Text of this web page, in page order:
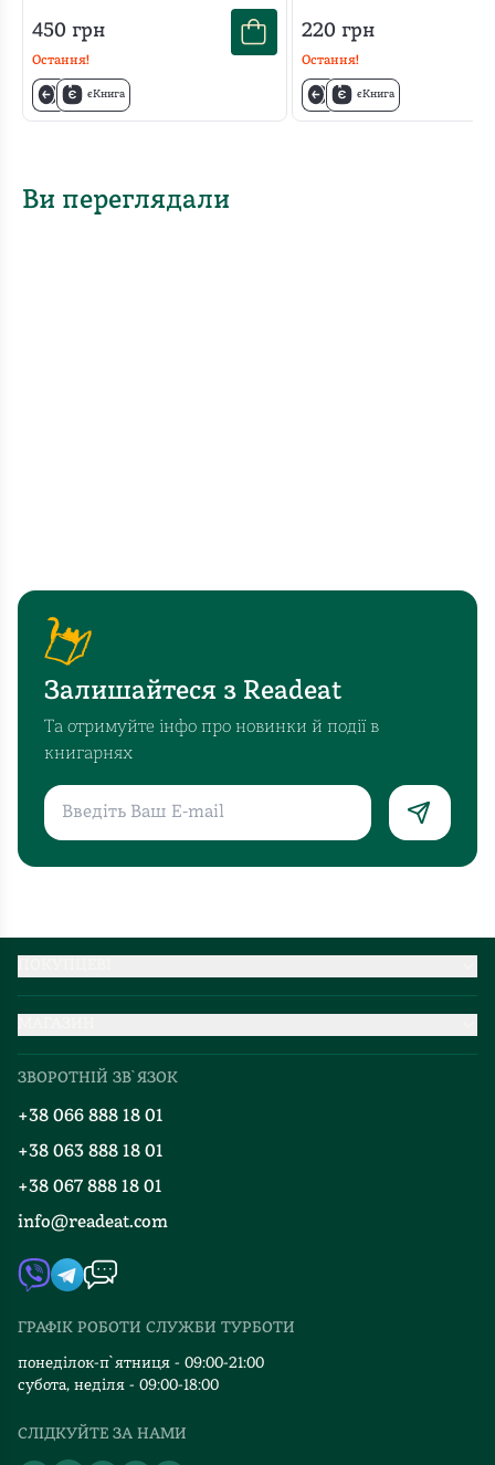
450 грн
Остання!
єКнига
220грн
Остання!
єКнига
Ви переглядали
Залишайтеся з Readeat
Та отримуйте інфо про новинки й події в
книгарнях
Добірки
Блог
Події
Книгарні
Контакти
Автори
Видавництва
Відгуки та оцінка RDT
ЗВОРОТНІЙ ЗВ`ЯЗОК
+38 066 888 18 01
+38 063 888 18 01
+38 067 888 18 01
info@readeat.com
ГРАФІК РОБОТИ СЛУЖБИ ТУРБОТИ
понеділок-п`ятниця - 09:00-21:00
субота, неділя - 09:00-18:00
СЛІДКУЙТЕ ЗА НАМИ